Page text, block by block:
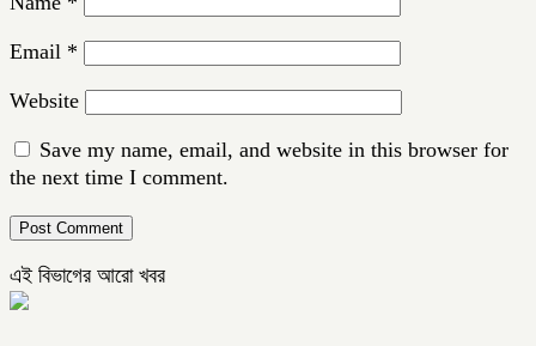
Email *
Website
Save my name, email, and website in this browser for
the next time I comment.
এই বিভাগের আরো খবর